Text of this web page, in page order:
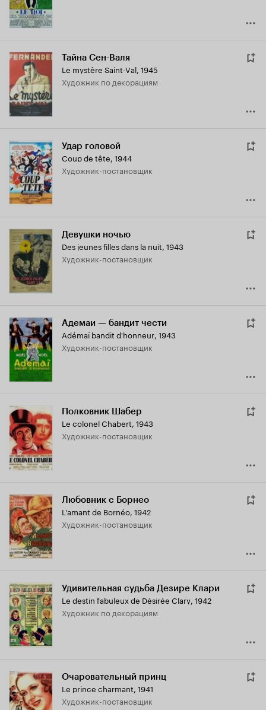
Тайна Сен-Валя
Le mystère Saint-Val, 1945
Художник по декорациям
Удар головой
Coup de tête, 1944
Художник-постановщик
Девушки ночью
Des jeunes filles dans la nuit, 1943
Художник-постановщик
Адемаи — бандит чести
Adémaï bandit d'honneur, 1943
Художник-постановщик
Полковник Шабер
Le colonel Chabert, 1943
Художник-постановщик
Любовник с Борнео
L'amant de Bornéo, 1942
Художник-постановщик
Удивительная судьба Дезире Клари
Le destin fabuleux de Désirée Clary, 1942
Художник по декорациям
Очаровательный принц
Le prince charmant, 1941
Художник-постановщик